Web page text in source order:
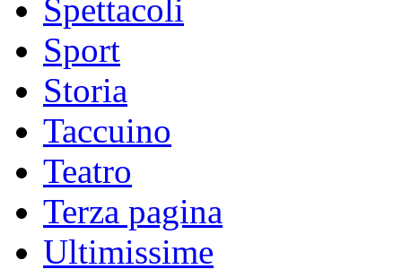
Spettacoli
Sport
Storia
Taccuino
Teatro
Terza pagina
Ultimissime